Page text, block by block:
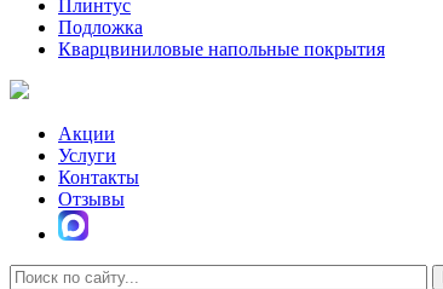
Плинтус
Подложка
Кварцвиниловые напольные покрытия
Акции
Услуги
Контакты
Отзывы